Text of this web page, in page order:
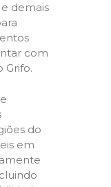
e demais
com
Grifo.
do
em